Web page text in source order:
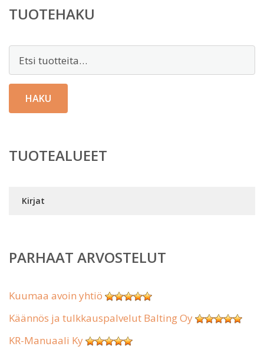
TUOTEHAKU
HAKU
TUOTEALUEET
Kirjat
PARHAAT ARVOSTELUT
Kuumaa avoin yhtiö
Käännös ja tulkkauspalvelut Balting Oy
KR-Manuaali Ky